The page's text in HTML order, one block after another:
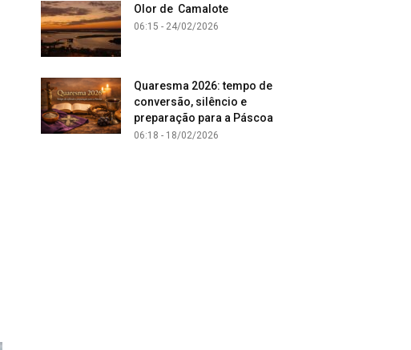
Olor de Camalote
06:15 - 24/02/2026
Quaresma 2026: tempo de
conversão, silêncio e
preparação para a Páscoa
06:18 - 18/02/2026